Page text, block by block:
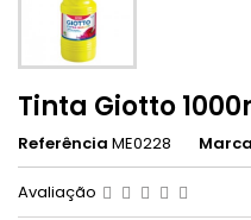
Tinta Giotto
Referência ME0228 Marca
Avaliação